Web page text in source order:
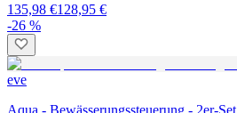
135,98 €128,95 €
-26 %
eve
Aqua - Bewässerungssteuerung - 2er-Set